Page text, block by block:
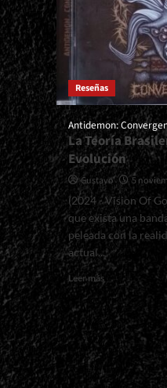
Reseñas
Antidemon:
La Teoría
Evolución
Gustavo 5
(2024 - Vision Of
que exista una
peleada con la
actual...
Leer más Read
more
about
</span>
</small>